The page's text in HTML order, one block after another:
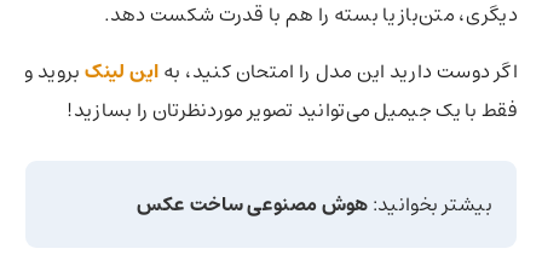
دیگری،‌ متن‌باز یا بسته را هم با قدرت شکست دهد.
اگر دوست دارید این مدل را امتحان کنید، بهاین لینکبروید و
فقط با یک جیمیل می‌توانید تصویر موردنظرتان را بسازید!
بیشتر بخوانید:هوش مصنوعی ساخت عکس